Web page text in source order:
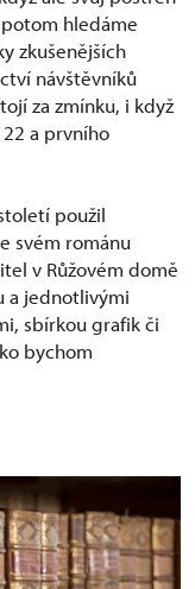
hledáme
zkušenějších
návštěvníků
za zmínku, i když
a prvního
použil
svém románu
v Růžovém domě
a jednotlivými
sbírkou grafik či
bychom